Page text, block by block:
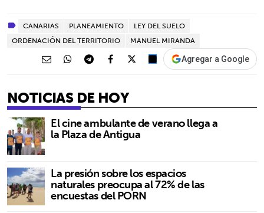
CANARIAS PLANEAMIENTO
LEY DEL SUELO
ORDENACIÓN DEL TERRITORIO
MANUEL MIRANDA
Agregar a Google
NOTICIAS DE HOY
El cine ambulante de verano llega a
la Plaza de Antigua
La presión sobre los espacios
naturales preocupa al 72% de las
encuestas del PORN